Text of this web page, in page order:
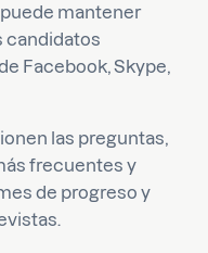
mantener
candidatos
Facebook, Skype,
las preguntas,
frecuentes y
de progreso y